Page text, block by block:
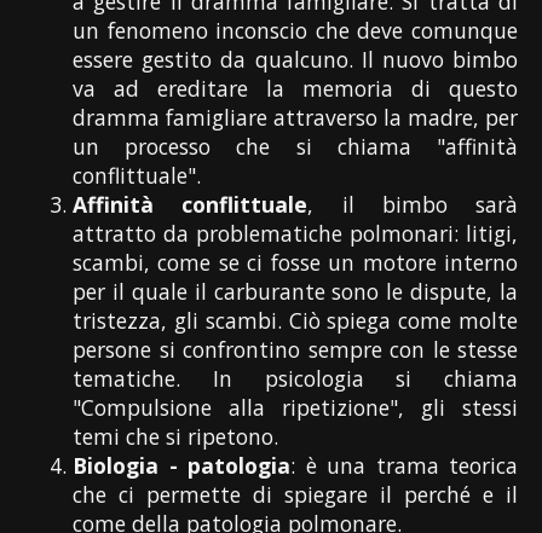
un fenomeno inconscio che deve comunque
essere gestito da qualcuno. Il nuovo bimbo
va ad ereditare la memoria di questo
dramma famigliare attraverso la madre, per
un processo che si chiama "affinità
conflittuale".
Affinità conflittuale, il bimbo sarà
attratto da problematiche polmonari: litigi,
scambi, come se ci fosse un motore interno
per il quale il carburante sono le dispute, la
tristezza, gli scambi. Ciò spiega come molte
persone si confrontino sempre con le stesse
tematiche. In psicologia si chiama
"Compulsione alla ripetizione", gli stessi
temi che si ripetono.
Biologia - patologia: è una trama teorica
che ci permette di spiegare il perché e il
come della patologia polmonare.